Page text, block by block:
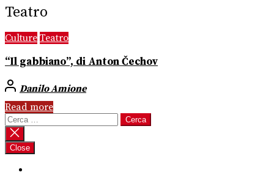
Teatro
Culture Teatro
“Il gabbiano”, di Anton Čechov
Danilo Amione
Read more
Ricerca
per:
Close